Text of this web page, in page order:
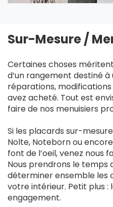
Sur-Mesure /
Certaines choses
d’un rangement destiné
réparations,
avez acheté. Tout est
faire de nos menuisiers
Si les placards sur-
Nolte, Noteborn ou
font de l’oeil, venez nous
Nous prendrons le temps
déterminer ensemble les
votre intérieur. Petit plus :
engagement.